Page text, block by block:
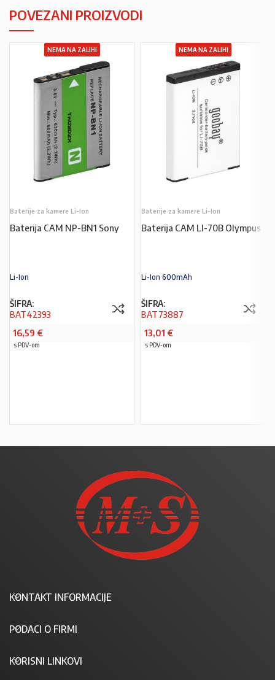
POVEZANI PROIZVODI
NEMA NA ZALIHI
Baterije za kamere Li-Ion
Baterija CAM NP-BN1 Sony
Li-Ion
ŠIFRA:
BAT42393
16,59 €
s PDV-om
NEMA NA ZALIHI
Baterije za kamere Li-Ion
Baterija CAM LI-70B Olympus
Li-Ion 600mAh
ŠIFRA:
BAT73887
13,01 €
s PDV-om
KONTAKT INFORMACIJE
PODACI O FIRMI
KORISNI LINKOVI